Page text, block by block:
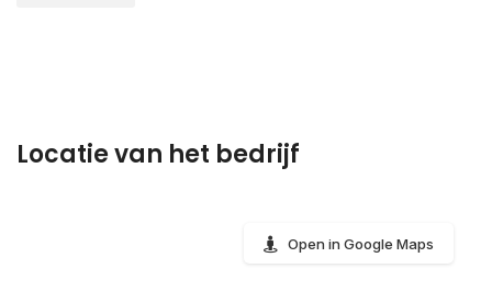
Locatie van het bedrijf
Open in Google Maps